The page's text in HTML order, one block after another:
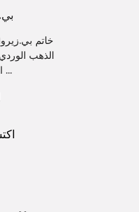
اللولبي مزين ...